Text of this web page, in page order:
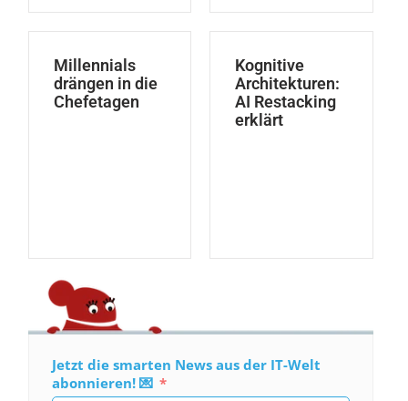
Millennials
drängen in die
Chefetagen
Kognitive
Architekturen:
AI Restacking
erklärt
Jetzt die smarten News aus der IT-Welt
abonnieren! 💌